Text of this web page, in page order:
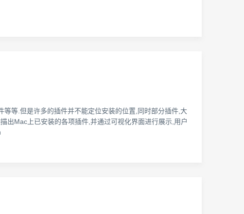
等.但是许多的插件并不能定位安装的位置,同时部分插件,大
出Mac上已安装的各项插件,并通过可视化界面进行展示,用户